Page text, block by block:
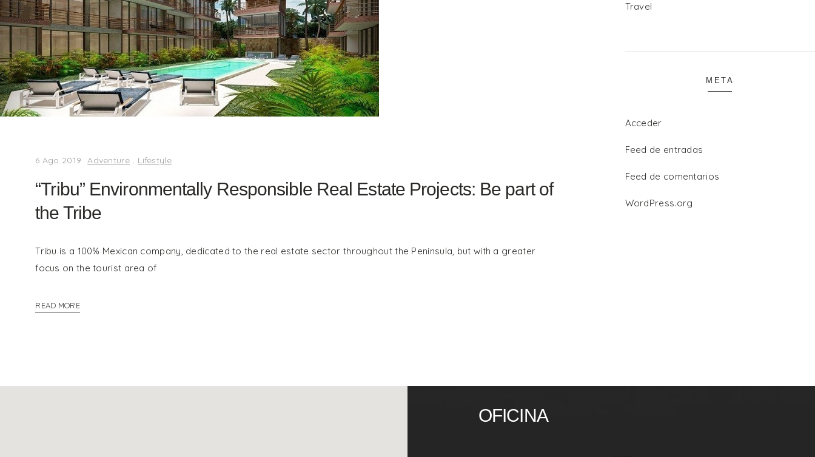
6 Ago 2019 Adventure . Lifestyle
“Tribu” Environmentally Responsible Real Estate Projects: Be part of
the Tribe
Tribu is a 100% Mexican company, dedicated to the real estate sector throughout the Peninsula, but with a greater
focus on the tourist area of
READ MORE
Travel
META
Acceder
Feed de entradas
Feed de comentarios
WordPress.org
OFICINA